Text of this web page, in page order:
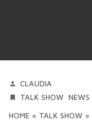
CLAUDIA
TALK SHOW NEWS
HOME » TALK SHOW »